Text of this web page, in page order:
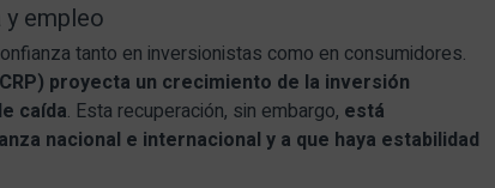
empleo
tanto en inversionistas como en consumidores.
proyecta un crecimiento de la inversión
caída. Esta recuperación, sin embargo, está
nacional e internacional y a que haya estabilidad